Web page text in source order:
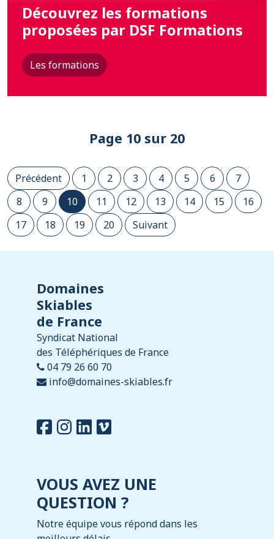
Découvrez les formations
proposées par DSF Formations
Les formations
Page 10 sur 20
Précédent 1 2 3 4 5 6
7
8
9 10 11 12 13 14 15
16
17
18 19 20 Suivant
Domaines
Skiables
de France
Syndicat National
des Téléphériques de France
04 79 26 60 70
info@domaines-skiables.fr
VOUS AVEZ UNE
QUESTION ?
Notre équipe vous répond dans les